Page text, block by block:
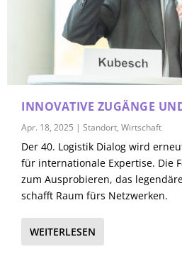
INNOVATIVE ZUGÄNGE
Apr. 18, 2025 |Standort,Wirtschaft
Der 40. Logistik Dialog wird
für internationale Expertise. Die
zum Ausprobieren, das
schafft Raum fürs Netzwerken.
WEITERLESEN